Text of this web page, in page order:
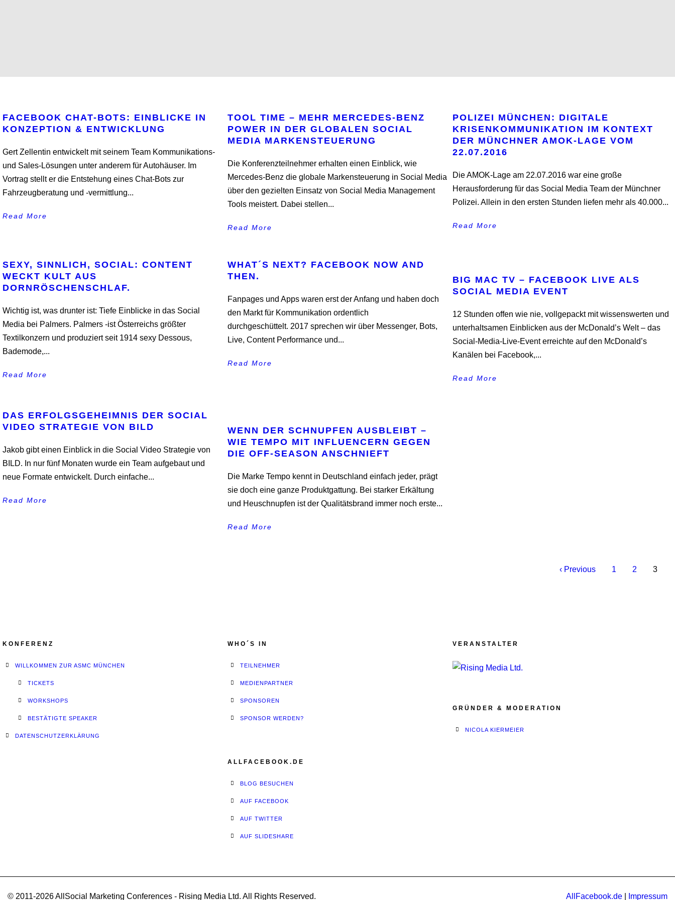
FACEBOOK CHAT-BOTS: EINBLICKE IN
KONZEPTION & ENTWICKLUNG
Gert Zellentin entwickelt mit seinem Team Kommunikations-
und Sales-Lösungen unter anderem für Autohäuser. Im
Vortrag stellt er die Entstehung eines Chat-Bots zur
Fahrzeugberatung und -vermittlung...
Read More
TOOL TIME – MEHR MERCEDES-BENZ
POWER IN DER GLOBALEN SOCIAL
MEDIA MARKENSTEUERUNG
Die Konferenzteilnehmer erhalten einen Einblick, wie
Mercedes-Benz die globale Markensteuerung in Social Media
über den gezielten Einsatz von Social Media Management
Tools meistert. Dabei stellen...
Read More
POLIZEI MÜNCHEN: DIGITALE
KRISENKOMMUNIKATION IM KONTEXT
DER MÜNCHNER AMOK-LAGE VOM
22.07.2016
Die AMOK-Lage am 22.07.2016 war eine große
Herausforderung für das Social Media Team der Münchner
Polizei. Allein in den ersten Stunden liefen mehr als 40.000...
Read More
SEXY, SINNLICH, SOCIAL: CONTENT
WECKT KULT AUS
DORNRÖSCHENSCHLAF.
Wichtig ist, was drunter ist: Tiefe Einblicke in das Social
Media bei Palmers. Palmers -ist Österreichs größter
Textilkonzern und produziert seit 1914 sexy Dessous,
Bademode,...
Read More
WHAT´S NEXT? FACEBOOK NOW AND
THEN.
Fanpages und Apps waren erst der Anfang und haben doch
den Markt für Kommunikation ordentlich
durchgeschüttelt. 2017 sprechen wir über Messenger, Bots,
Live, Content Performance und...
Read More
BIG MAC TV – FACEBOOK LIVE ALS
SOCIAL MEDIA EVENT
12 Stunden offen wie nie, vollgepackt mit wissenswerten und
unterhaltsamen Einblicken aus der McDonald’s Welt – das
Social-Media-Live-Event erreichte auf den McDonald’s
Kanälen bei Facebook,...
Read More
DAS ERFOLGSGEHEIMNIS DER SOCIAL
VIDEO STRATEGIE VON BILD
Jakob gibt einen Einblick in die Social Video Strategie von
BILD. In nur fünf Monaten wurde ein Team aufgebaut und
neue Formate entwickelt. Durch einfache...
Read More
WENN DER SCHNUPFEN AUSBLEIBT –
WIE TEMPO MIT INFLUENCERN GEGEN
DIE OFF-SEASON ANSCHNIEFT
Die Marke Tempo kennt in Deutschland einfach jeder, prägt
sie doch eine ganze Produktgattung. Bei starker Erkältung
und Heuschnupfen ist der Qualitätsbrand immer noch erste...
Read More
‹ Previous 1 2 3
KONFERENZ
WILLKOMMEN ZUR ASMC MÜNCHEN
TICKETS
WORKSHOPS
BESTÄTIGTE SPEAKER
DATENSCHUTZERKLÄRUNG
WHO´S IN
TEILNEHMER
MEDIENPARTNER
SPONSOREN
SPONSOR WERDEN?
ALLFACEBOOK.DE
BLOG BESUCHEN
AUF FACEBOOK
AUF TWITTER
AUF SLIDESHARE
VERANSTALTER
GRÜNDER & MODERATION
NICOLA KIERMEIER
© 2011-2026 AllSocial Marketing Conferences - Rising Media Ltd. All Rights Reserved. AllFacebook.de Impressum